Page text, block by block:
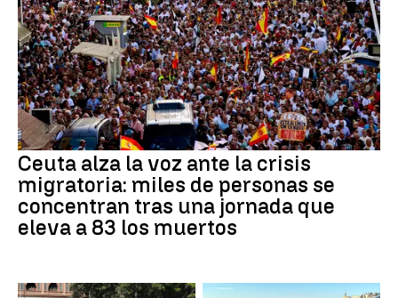
Ceuta alza la voz ante la crisis
migratoria: miles de personas se
concentran tras una jornada que
eleva a 83 los muertos